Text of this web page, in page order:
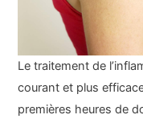
Le traitement de
courant et plus
premières heures de